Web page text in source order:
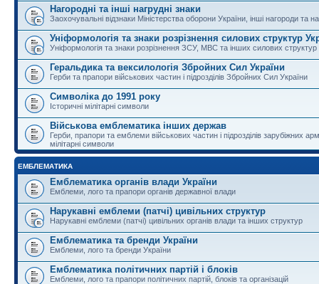
Нагородні та інші нагрудні знаки
Заохочувальні відзнаки Міністерства оборони України, інші нагороди та
Уніформологія та знаки розрізнення силових структур
Уніформологія та знаки розрізнення ЗСУ, МВС та інших силових структур
Геральдика та вексилологія Збройних Сил України
Герби та прапори військових частин і підрозділів Збройних Сил України
Символіка до 1991 року
Історичні мілітарні символи
Військова емблематика інших держав
Герби, прапори та емблеми військових частин і підрозділів зарубіжних
мілітарні символи
ЕМБЛЕМАТИКА
Емблематика органів влади України
Емблеми, лого та прапори органів державної влади
Нарукавні емблеми (патчі) цивільних структур
Нарукавні емблеми (патчі) цивільних органів влади та інших структур
Емблематика та бренди України
Емблеми, лого та бренди України
Емблематика політичних партій і блоків
Емблеми, лого та прапори політичних партій, блоків та організацій